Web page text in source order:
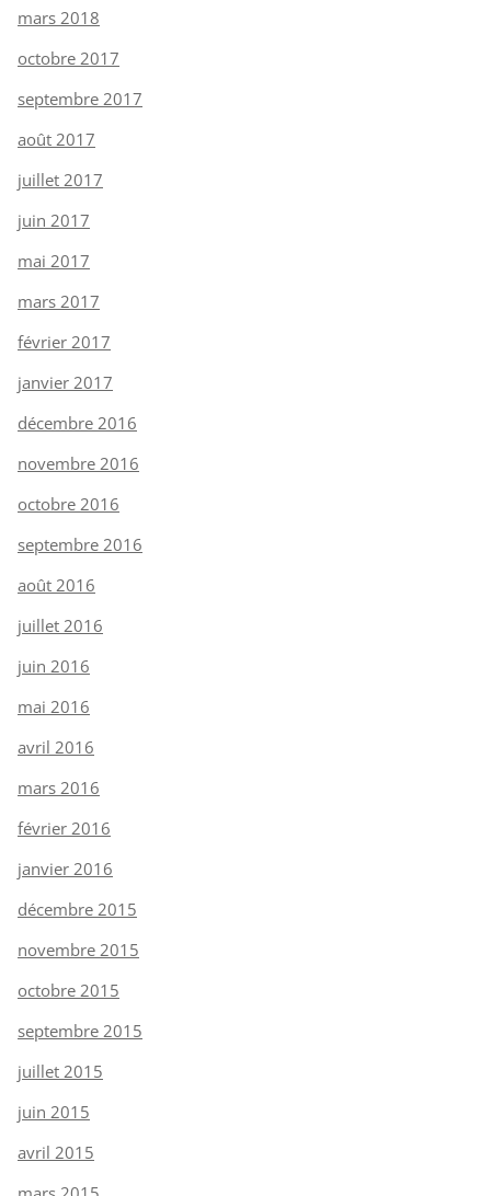
mars 2018
octobre 2017
septembre 2017
août 2017
juillet 2017
juin 2017
mai 2017
mars 2017
février 2017
janvier 2017
décembre 2016
novembre 2016
octobre 2016
septembre 2016
août 2016
juillet 2016
juin 2016
mai 2016
avril 2016
mars 2016
février 2016
janvier 2016
décembre 2015
novembre 2015
octobre 2015
septembre 2015
juillet 2015
juin 2015
avril 2015